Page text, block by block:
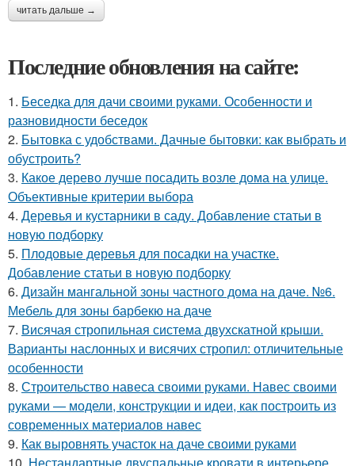
читать дальше →
Последние обновления на сайте:
1. Беседка для дачи своими руками. Особенности и
разновидности беседок
2. Бытовка с удобствами. Дачные бытовки: как выбрать и
обустроить?
3. Какое дерево лучше посадить возле дома на улице.
Объективные критерии выбора
4. Деревья и кустарники в саду. Добавление статьи в
новую подборку
5. Плодовые деревья для посадки на участке.
Добавление статьи в новую подборку
6. Дизайн мангальной зоны частного дома на даче. №6.
Мебель для зоны барбекю на даче
7. Висячая стропильная система двухскатной крыши.
Варианты наслонных и висячих стропил: отличительные
особенности
8. Строительство навеса своими руками. Навес своими
руками — модели, конструкции и идеи, как построить из
современных материалов навес
9. Как выровнять участок на даче своими руками